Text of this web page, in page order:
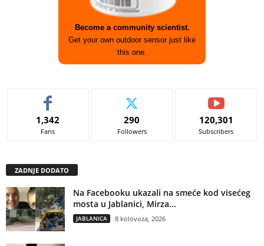
Become a community scientist.
Get your own outdoor sensor just like
this one.
1,342
Fans
290
Followers
120,301
Subscribers
ZADNJE DODATO
Na Facebooku ukazali na smeće kod visećeg
mosta u Jablanici, Mirza...
JABLANICA 8 kolovoza, 2026